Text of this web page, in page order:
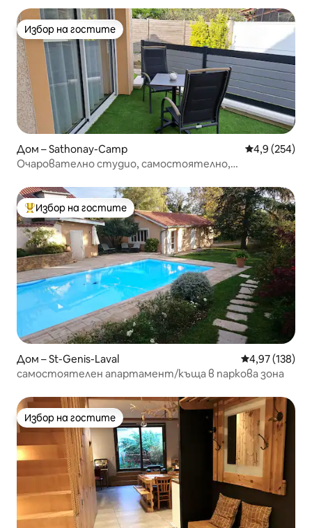
Избор на гостите
Избор на гостите
Дом – Sathonay-Camp Средна
4,9 (254)
Очарователно студио, самостоятелно,
Най-популярен избор на гостите
Избор на гостите
Дом – St-Genis-Laval Средна
4,97 (138)
самостоятелен апартамент/къща в паркова зона
Избор на гостите
Избор на гостите